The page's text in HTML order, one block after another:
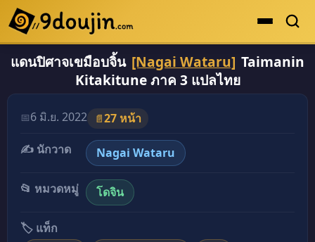
ดูเยอะสุด
คะแนนเยอะสุด
ระดับตำนาน
ยอดนิยม
แดนปิศาจเขมือบจิ้น [Nagai Wataru] Taimanin
Kitakitune ภาค 3 แปลไทย
📅6 มิ.ย. 2022 📄27 หน้า
✍️ นักวาด
Nagai Wataru
📂 หมวดหมู่ โดจิน
🏷️ แท็ก